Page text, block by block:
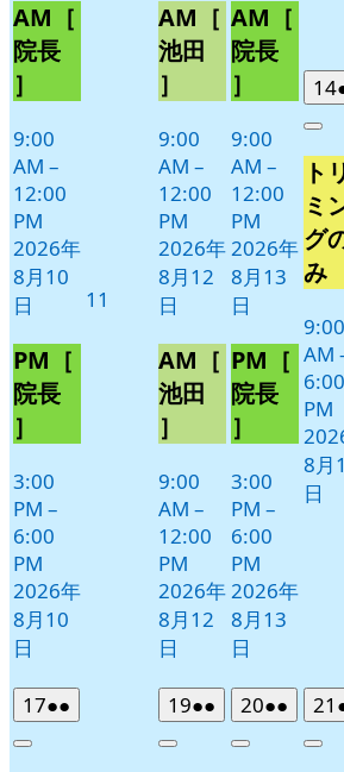
月
10
日
イ
ト)
AM［
院長
］
9:00
AM –
12:00
PM
2026年
8月10
日
PM［
院長
］
3:00
PM –
6:00
PM
2026年
8月10
日
11
月
12
日
イ
ベ
ト)
AM［
池田
］
9:00
AM –
12:00
PM
2026年
8月12
日
AM［
池田
］
9:00
AM –
12:00
PM
2026年
8月12
日
月
13
日
イ
ン
ト)
AM［
院長
］
9:00
AM –
12:00
PM
2026年
8月13
日
PM［
院長
］
3:00
PM –
6:00
PM
2026年
8月13
日
14
ト
ミ
グ
み
9:00
AM
6:00
PM
8月
日
172026
年
●●
件
Close
192026
年
●●
件
Close
202026
年
●●
件
Close
21